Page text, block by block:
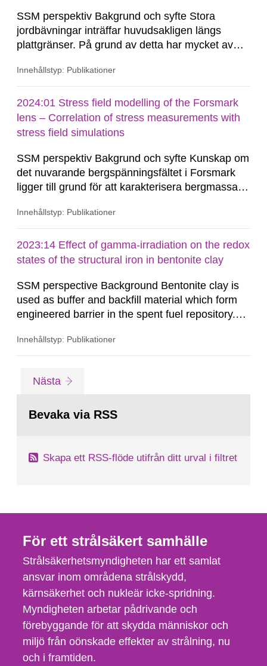
SSM perspektiv Bakgrund och syfte Stora
jordbävningar inträffar huvudsakligen längs
plattgränser. På grund av detta har mycket av
Den allmänna bristen på seismicitet i stabila
har försvårat uppskattningar, såväl som
förståelsen,...
Innehållstyp: Publikationer
2024:01 Stress field modelling of the Forsmark
lens – Correlation of stress measurements with
stress field simulations
SSM perspektiv Bakgrund och syfte Kunskap om
det nuvarande bergspänningsfältet i Forsmark
ligger till grund för att karakterisera bergmassans
Endast med en god förståelse för den
bergmassan framtida hydro-mekaniska beteende
möjlig. Baserat på befintliga
Innehållstyp: Publikationer
2023:14 Effect of gamma-irradiation on the redox
states of the structural iron in bentonite clay
SSM perspective Background Bentonite clay is
used as buffer and backfill material which form
engineered barrier in the spent fuel repository.
canister will be exposed to gamma and neutron
states of the structural iron in montmorillonite,
Innehållstyp: Publikationer
Nästa sida
Bevaka via RSS
Skapa ett RSS-flöde utifrån ditt urval i filtret
För ett strålsäkert samhälle
Strålsäkerhetsmyndigheten har ett samlat
ansvar inom områdena strålskydd,
kärnsäkerhet och nukleär icke-spridning.
Myndigheten arbetar pådrivande och
förebyggande för att skydda människor och
miljö från oönskade effekter av strålning, nu
och i framtiden.